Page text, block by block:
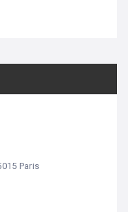
Paris